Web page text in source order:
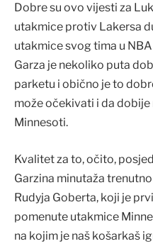
Dobre su ovo vijesti za
utakmice protiv Lakersa
utakmice svog tima u
Garza je nekoliko puta
parketu i obično je to
može očekivati i da
Minnesoti.
Kvalitet za to, očito,
Garzina minutaža
Rudyja Goberta, koji je
pomenute utakmice
na kojim je naš košarkaš